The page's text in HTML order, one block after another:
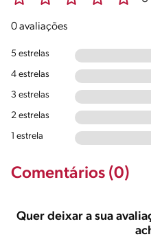
0 avaliações
5 estrelas
4 estrelas
3 estrelas
2 estrelas
1 estrela
Comentários (0)
Quer deixar a sua